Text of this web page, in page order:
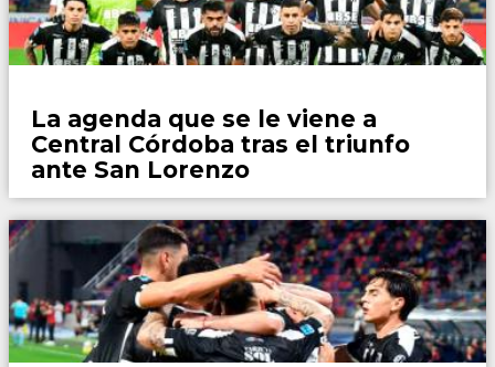
La agenda que se le viene a
Central Córdoba tras el triunfo
ante San Lorenzo